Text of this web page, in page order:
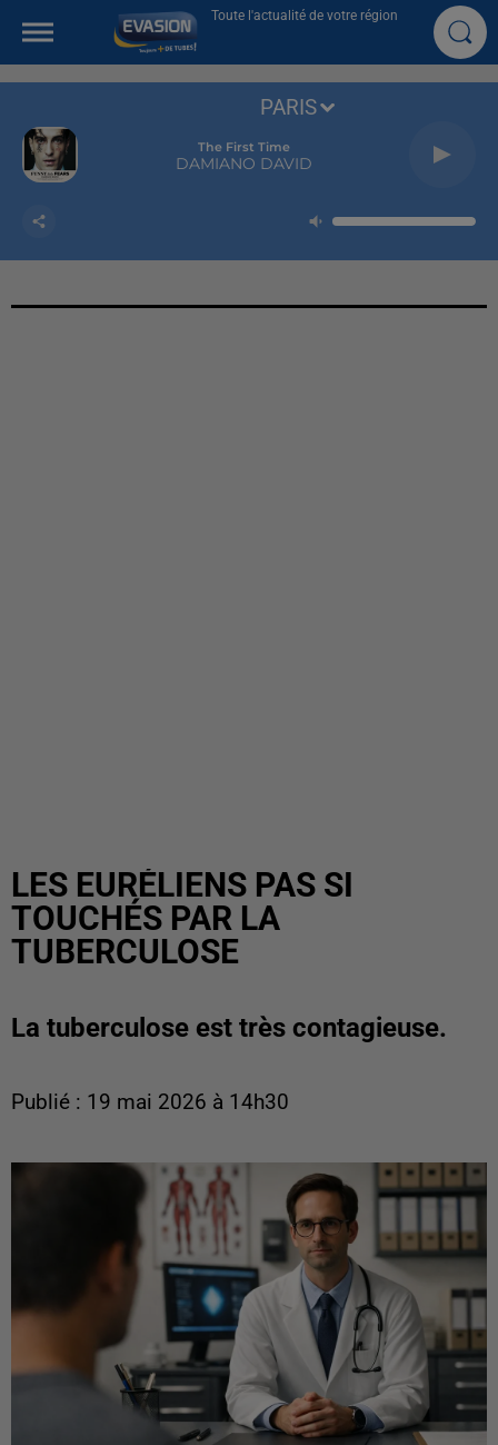
Toute l'actualité de votre région
The First Time
DAMIANO DAVID
PARIS
LES EURÉLIENS PAS SI
TOUCHÉS PAR LA
TUBERCULOSE
La tuberculose est très contagieuse.
Publié : 19 mai 2026 à 14h30